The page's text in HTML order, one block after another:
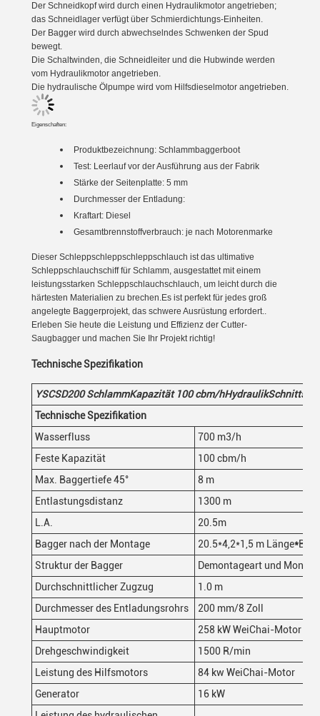
Der Schneidkopf wird durch einen Hydraulikmotor angetrieben;
das Schneidlager verfügt über Schmierdichtungs-Einheiten.
Der Bagger wird durch abwechselndes Schwenken der Spud
bewegt.
Die Schaltwinden, die Schneidleiter und die Hubwinde werden
vom Hydraulikmotor angetrieben.
Die hydraulische Ölpumpe wird vom Hilfsdieselmotor angetrieben.
Eigenschaften:
Produktbezeichnung: Schlammbaggerboot
Test: Leerlauf vor der Ausführung aus der Fabrik
Stärke der Seitenplatte: 5 mm
Durchmesser der Entladung:
Kraftart: Diesel
Gesamtbrennstoffverbrauch: je nach Motorenmarke
Dieser Schleppschleppschleppschlauch ist das ultimative
Schleppschlauchschiff für Schlamm, ausgestattet mit einem
leistungsstarken Schleppschlauchschlauch, um leicht durch die
härtesten Materialien zu brechen.Es ist perfekt für jedes groß
angelegte Baggerprojekt, das schwere Ausrüstung erfordert..
Erleben Sie heute die Leistung und Effizienz der Cutter-
Saugbagger und machen Sie Ihr Projekt richtig!
Technische Spezifikation
YSCSD200 SchlammKapazität 100 cbm/hHydraulik
Technische Spezifikation
Wasserfluss
700 m3/h
Feste Kapazität
100 cbm/h
Max. Baggertiefe 45°
8 m
Entlastungsdistanz
1300 m
L.A.
20.5m
Bagger nach der Montage
20.5*4,2*1,5 m Länge*
Struktur der Bagger
Demontageart und
Durchschnittlicher Zugzug
1.0 m
Durchmesser des Entladungsrohrs
200 mm/8 Zoll
Hauptmotor
258 kW WeiChai-Motor
Drehgeschwindigkeit
1500 R/min
Leistung des Hilfsmotors
84 kw WeiChai-Motor
Generator
16 kW